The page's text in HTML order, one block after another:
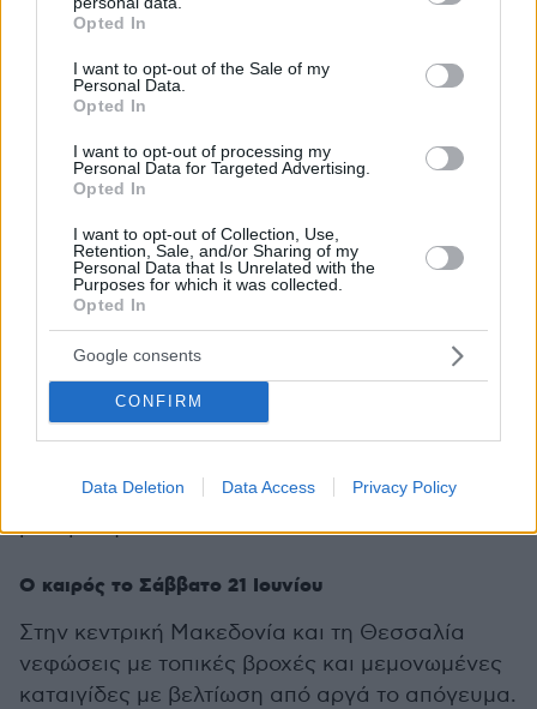
grant or deny consent to Google and its third-party tags to
use your data for below specified purposes in below Google
consent section.
Opted In
I want to opt-out of the Sale of my
Personal Data.
Opted In
I want to opt-out of processing my
Personal Data for Targeted Advertising.
Opted In
I want to opt-out of Collection, Use,
Retention, Sale, and/or Sharing of my
Personal Data that Is Unrelated with the
Purposes for which it was collected.
Opted In
Google consents
CONFIRM
Data Deletion Data Access Privacy Policy
Γενικά αίθριος καιρός. Από τις μεσημβρινές
ώρες στα ηπειρωτικά και την Εύβοια θα
αναπτυχθούν νεφώσεις και θα σημειωθούν
τοπικοί όμβροι και κυρίως στα ορεινά
βράδυ θα περιοριστούν στα βόρεια. Η
ορατότητα στα δυτικά νωρίς το πρωί θα είναι
τοπικά περιορισμένη.
Οι άνεμοι θα είναι μεταβλητοί 3 με 4 και στο
Αιγαίο θα πνέουν από βόρειες διευθύνσεις
Η θερμοκρασία δεν θα σημειώσει αξιόλογη
μεταβολή.
Ο καιρός το Σάββατο 21 Ιουνίου
Στην κεντρική Μακεδονία και τη Θεσσαλία
νεφώσεις με τοπικές βροχές και μεμονωμένες
καταιγίδες με βελτίωση από αργά το απόγευμα.